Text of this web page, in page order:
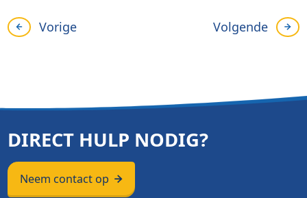
Vorige Volgende
DIRECT HULP NODIG?
Neem contact op